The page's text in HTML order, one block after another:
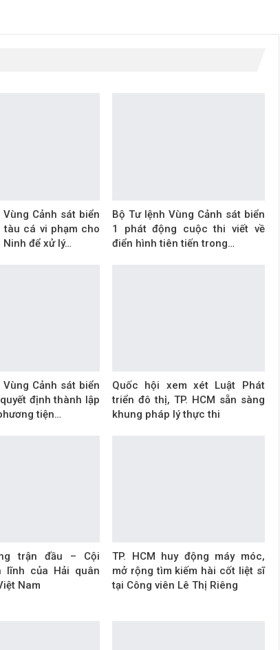
Vùng Cảnh sát biển
tàu cá vi phạm cho
để xử lý…
Bộ Tư lệnh Vùng Cảnh sát biển
1 phát động cuộc thi viết về
điển hình tiên tiến trong…
Vùng Cảnh sát biển
định thành lập
tiện…
Quốc hội xem xét Luật Phát
triển đô thị, TP. HCM sẵn sàng
khung pháp lý thực thi
trận đầu – Cội
lĩnh của Hải quân
Nam
TP. HCM huy động máy móc,
mở rộng tìm kiếm hài cốt liệt sĩ
tại Công viên Lê Thị Riêng